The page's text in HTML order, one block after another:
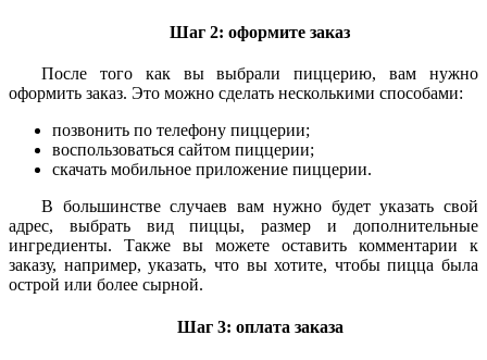
Шаг 2: оформите заказ
После того как вы выбрали пиццерию, вам нужно
оформить заказ. Это можно сделать несколькими способами:
позвонить по телефону пиццерии;
воспользоваться сайтом пиццерии;
скачать мобильное приложение пиццерии.
В большинстве случаев вам нужно будет указать свой
адрес, выбрать вид пиццы, размер и дополнительные
ингредиенты. Также вы можете оставить комментарии к
заказу, например, указать, что вы хотите, чтобы пицца была
острой или более сырной.
Шаг 3: оплата заказа